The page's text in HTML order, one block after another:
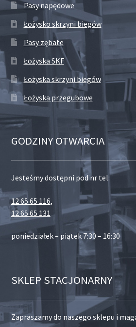
Pasy napędowe
Łożysko skrzyni biegów
Pasy zębate
Łożyska SKF
Łożyska skrzyni biegów
Łożyska przegubowe
GODZINY OTWARCIA
Jesteśmy dostępni pod nr tel:
12 65 65 116,
12 65 65 131
poniedziałek – piątek 7:30 – 16:30
SKLEP STACJONARNY
Zapraszamy do naszego sklepu i